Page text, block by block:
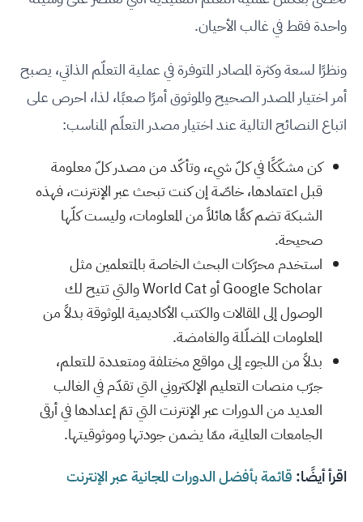
واحدة فقط في غالب الأحيان.
ونظرًا لسعة وكثرة المصادر المتوفرة في عملية التعلّم الذاتي، يصبح
أمر اختيار المصدر الصحيح والموثوق أمرًا صعبًا، لذا، احرص على
اتباع النصائح التالية عند اختيار مصدر التعلّم المناسب:
كن مشكّكًا في كلّ شيء، وتأكّد من مصدر كلّ معلومة
قبل اعتمادها، خاصّة إن كنت تبحث عبر الإنترنت، فهذه
الشبكة تضم كمًّا هائلاً من المعلومات، وليست كلّها
صحيحة.
استخدم محرّكات البحث الخاصة بالمتعلمين مثل
Google Scholar أو World Cat والتي تتيح لك
الوصول إلى المقالات والكتب الأكاديمية الموثوقة بدلاً من
المعلومات المضلّلة والغامضة.
بدلاً من اللجوء إلى مواقع مختلفة ومتعددة للتعلم،
جرّب منصات التعليم الإلكتروني التي تقدّم في الغالب
العديد من الدورات عبر الإنترنت التي تمّ إعدادها في أرقى
الجامعات العالمية، ممّا يضمن جودتها وموثوقيتها.
اقرأ أيضًا: قائمة بأفضل الدورات المجانية عبر الإنترنت